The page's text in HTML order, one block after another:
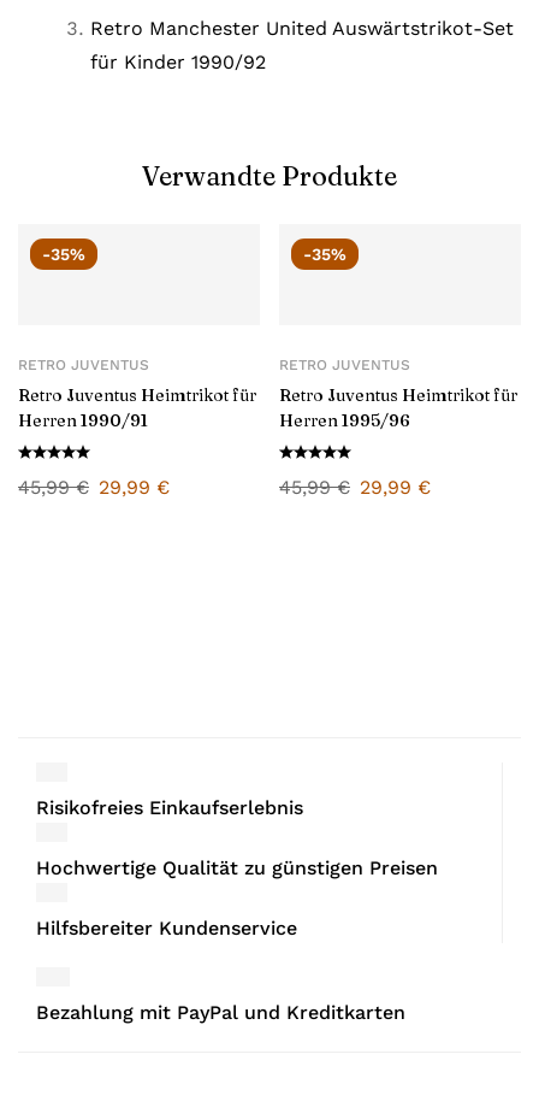
Retro Manchester United Auswärtstrikot-Set
für Kinder 1990/92
Verwandte Produkte
-35%
RETRO JUVENTUS
Retro Juventus Heimtrikot für
Herren 1990/91
45,99€ 29,99 €
-35%
RETRO JUVENTUS
Retro Juventus Heimtrikot für
Herren 1995/96
45,99€ 29,99 €
Risikofreies Einkaufserlebnis
Hochwertige Qualität zu günstigen Preisen
Hilfsbereiter Kundenservice
Bezahlung mit PayPal und Kreditkarten